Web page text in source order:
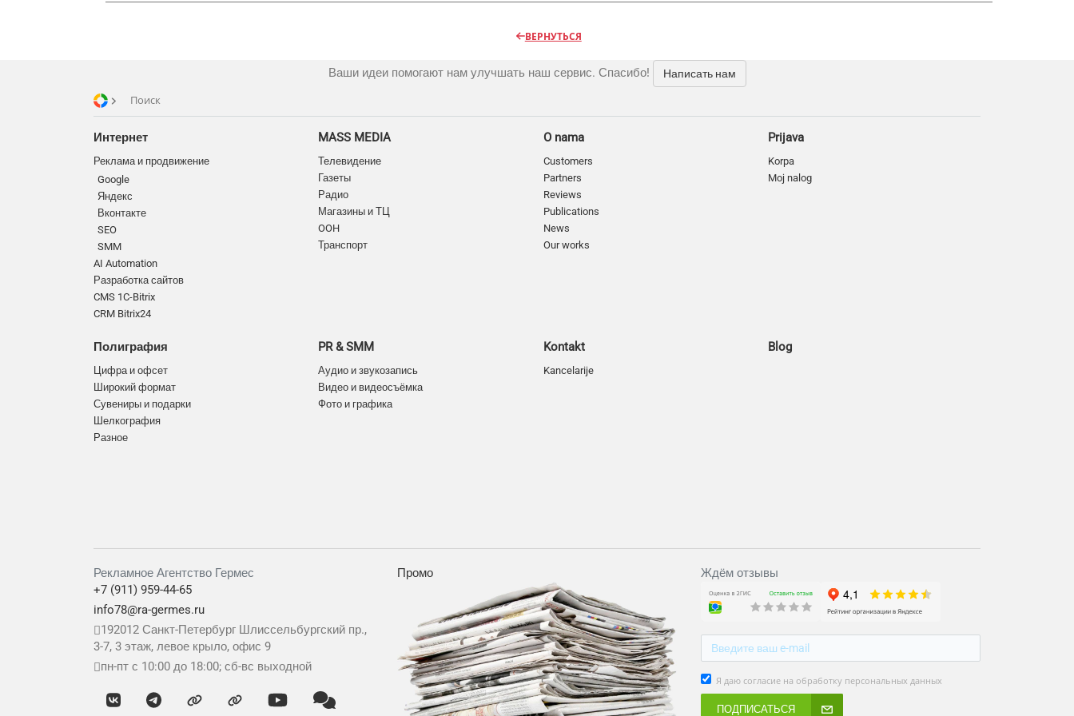
ВЕРНУТЬСЯ
Ваши идеи помогают нам улучшать наш сервис. Спасибо! Написать нам
Поиск
Интернет
Реклама и продвижение
Google
Яндекс
Вконтакте
SEO
SMM
AI Automation
Разработка сайтов
CMS 1C-Bitrix
CRM Bitrix24
Полиграфия
Цифра и офсет
Широкий формат
Сувениры и подарки
Шелкография
Разное
MASS MEDIA
Телевидение
Газеты
Радио
Магазины и ТЦ
OOH
Транспорт
PR & SMM
Аудио и звукозапись
Видео и видеосъёмка
Фото и графика
O nama
Customers
Partners
Reviews
Publications
News
Our works
Kontakt
Kancelarije
Prijava
Korpa
Moj nalog
Blog
Рекламное Агентство Гермес
+7 (911) 959-44-65
info78@ra-germes.ru
192012 Санкт-Петербург Шлиссельбургский пр.,
3-7, 3 этаж, левое крыло, офис 9
пн-пт с 10:00 до 18:00; сб-вс выходной
Промо Ждём отзывы
Я даю согласие на обработку персональных данных
ПОДПИСАТЬСЯ